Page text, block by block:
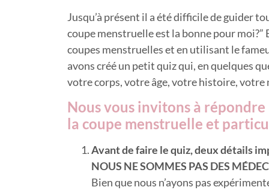
Jusqu’à présent il a été difficile de guider
coupe menstruelle est la bonne pour
coupes menstruelles et en utilisant le
avons créé un petit quiz qui, en quelques
votre corps, votre âge, votre histoire, votre
Nous vous invitons à
la coupe menstruelle et
Avant de faire le quiz, deux détails
NOUS NE SOMMES PAS DES
Bien que nous n’ayons pas